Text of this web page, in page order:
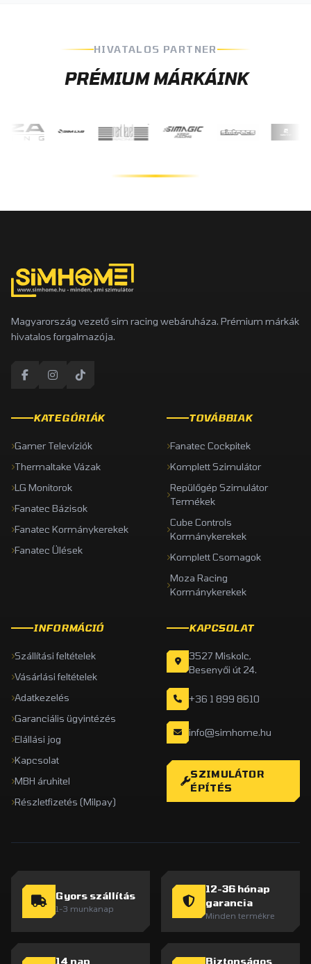
HIVATALOS PARTNER
PRÉMIUM MÁRKÁINK
Magyarország vezető sim racing webáruháza. Prémium márkák
hivatalos forgalmazója.
KATEGÓRIÁK
Gamer Televíziók
Thermaltake Vázak
LG Monitorok
Fanatec Bázisok
Fanatec Kormánykerekek
Fanatec Ülések
TOVÁBBIAK
Fanatec Cockpitek
Komplett Szimulátor
Repülőgép Szimulátor
Termékek
Cube Controls
Kormánykerekek
Komplett Csomagok
Moza Racing
Kormánykerekek
INFORMÁCIÓ
Szállítási feltételek
Vásárlási feltételek
Adatkezelés
Garanciális ügyintézés
Elállási jog
Kapcsolat
MBH áruhitel
Részletfizetés (Milpay)
KAPCSOLAT
3527 Miskolc,
Besenyői út 24.
+36 1 899 8610
info@simhome.hu
SZIMULÁTOR
ÉPÍTÉS
Gyors szállítás
1-3 munkanap
12-36 hónap
garancia
Minden termékre
14 nap Biztonságos